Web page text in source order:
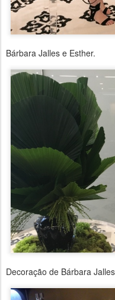
Bárbara Jalles e Esther.
Decoração de Bárbara